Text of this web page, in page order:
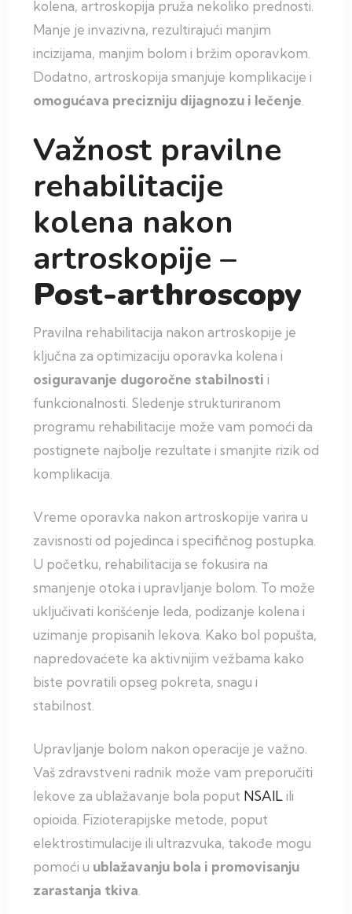
kolena, artroskopija pruža nekoliko prednosti.
Manje je invazivna, rezultirajući manjim
incizijama, manjim bolom i bržim oporavkom.
Dodatno, artroskopija smanjuje komplikacije i
omogućava precizniju dijagnozu i lečenje
Važnost pravilne
rehabilitacije
kolena nakon
artroskopije –
Post-arthroscopy
Pravilna rehabilitacija nakon artroskopije je
ključna za optimizaciju oporavka kolena i
osiguravanje dugoročne stabilnosti i
funkcionalnosti. Sledenje strukturiranom
programu rehabilitacije može vam pomoći da
postignete najbolje rezultate i smanjite rizik od
komplikacija.
Vreme oporavka nakon artroskopije varira u
zavisnosti od pojedinca i specifičnog postupka.
U početku, rehabilitacija se fokusira na
smanjenje otoka i upravljanje bolom. To može
uključivati korišćenje leda, podizanje kolena i
uzimanje propisanih lekova. Kako bol popušta,
napredovaćete ka aktivnijim vežbama kako
biste povratili opseg pokreta, snagu i
stabilnost.
Upravljanje bolom nakon operacije je važno.
Vaš zdravstveni radnik može vam preporučiti
lekove za ublažavanje bola poput NSAILili
opioida. Fizioterapijske metode, poput
elektrostimulacije ili ultrazvuka, takođe mogu
pomoći u ublažavanju bola i promovisanju
zarastanja tkiva